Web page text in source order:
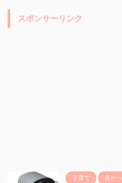
スポンサーリンク
子育て 良か